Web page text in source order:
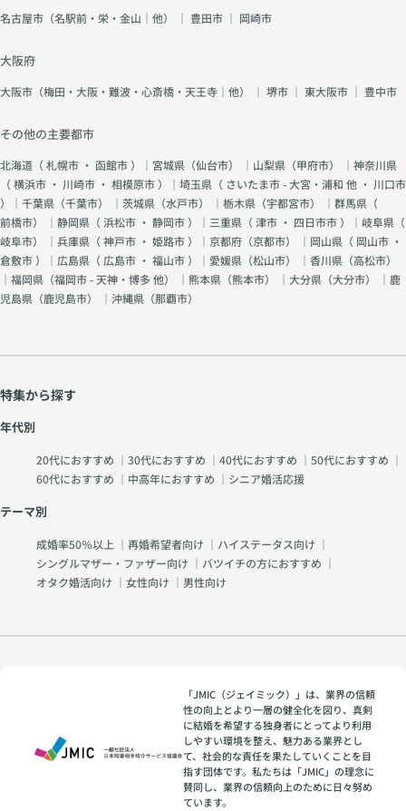
名古屋市（名駅前・栄・金山｜他） ｜ 豊田市 ｜ 岡崎市
大阪府
大阪市（梅田・大阪・難波・心斎橋・天王寺｜他） ｜ 堺市 ｜ 東大阪市 ｜ 豊中市
その他の主要都市
北海道（札幌市 ・ 函館市）｜宮城県（仙台市） ｜山梨県（甲府市） ｜神奈川県
（横浜市 ・ 川崎市 ・ 相模原市）｜埼玉県（ さいたま市 - 大宮・浦和 他 ・ 川口市
）｜千葉県（千葉市） ｜茨城県（水戸市） ｜栃木県（宇都宮市） ｜群馬県（
前橋市） ｜静岡県（浜松市 ・ 静岡市）｜三重県（津市 ・ 四日市市）｜岐阜県（
岐阜市） ｜兵庫県（神戸市 ・ 姫路市）｜京都府（京都市） ｜岡山県（ 岡山市 ・
倉敷市）｜広島県（ 広島市 ・ 福山市）｜愛媛県（松山市） ｜香川県（高松市）
｜福岡県（福岡市 - 天神・博多 他） ｜熊本県（熊本市） ｜大分県（大分市） ｜鹿
児島県（鹿児島市） ｜沖縄県（那覇市）
特集から探す
年代別
20代におすすめ ｜ 30代におすすめ ｜ 40代におすすめ ｜ 50代におすすめ ｜
60代におすすめ ｜ 中高年におすすめ ｜ シニア婚活応援
テーマ別
成婚率50％以上 ｜ 再婚希望者向け ｜ ハイステータス向け ｜
シングルマザー・ファザー向け ｜ バツイチの方におすすめ ｜
オタク婚活向け ｜ 女性向け ｜ 男性向け
「JMIC（ジェイミック）」は、業界の信頼
性の向上とより一層の健全化を図り、真剣
に結婚を希望する独身者にとってより利用
しやすい環境を整え、魅力ある業界とし
て、社会的な責任を果たしていくことを目
指す団体です。私たちは「JMIC」の理念に
賛同し、業界の信頼向上のために日々努め
ています。